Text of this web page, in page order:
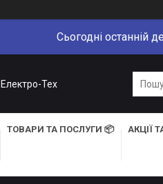
Сьогодні останній
Електро-Тех
ТОВАРИ ТА ПОСЛУГИ 📦 АКЦІЇ